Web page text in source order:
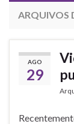
ARQUIVOS
AGO
29